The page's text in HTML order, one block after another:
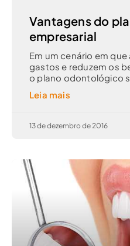
Vantagens do
empresarial
Em um cenário em
gastos e reduzem os
o plano odontológico
Leia mais
13 de dezembro de 2016